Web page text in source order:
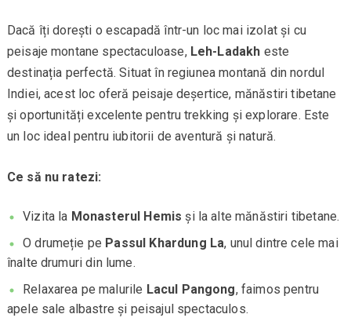
Dacă îți dorești o escapadă într-un loc mai izolat și cu
peisaje montane spectaculoase, Leh-Ladakh este
destinația perfectă. Situat în regiunea montană din nordul
Indiei, acest loc oferă peisaje deșertice, mănăstiri tibetane
și oportunități excelente pentru trekking și explorare. Este
un loc ideal pentru iubitorii de aventură și natură.
Ce să nu ratezi:
Vizita la Monasterul Hemis și la alte mănăstiri tibetane.
O drumeție pe Passul Khardung La, unul dintre cele mai
înalte drumuri din lume.
Relaxarea pe malurile Lacul Pangong, faimos pentru
apele sale albastre și peisajul spectaculos.